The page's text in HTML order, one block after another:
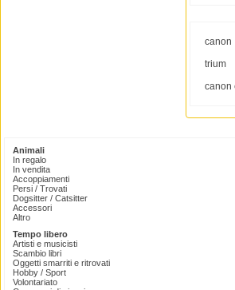
canon
trium
canon
Animali
In regalo
In vendita
Accoppiamenti
Persi / Trovati
Dogsitter / Catsitter
Accessori
Altro
Tempo libero
Artisti e musicisti
Scambio libri
Oggetti smarriti e ritrovati
Hobby / Sport
Volontariato